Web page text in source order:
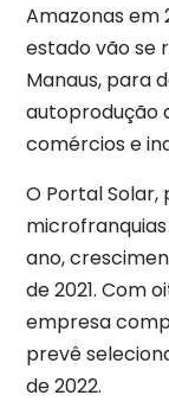
Amazonas em
estado vão se
Manaus, para
autoprodução
comércios e
O Portal Solar,
ano,
de 2021. Com
empresa
prevê
de 2022.